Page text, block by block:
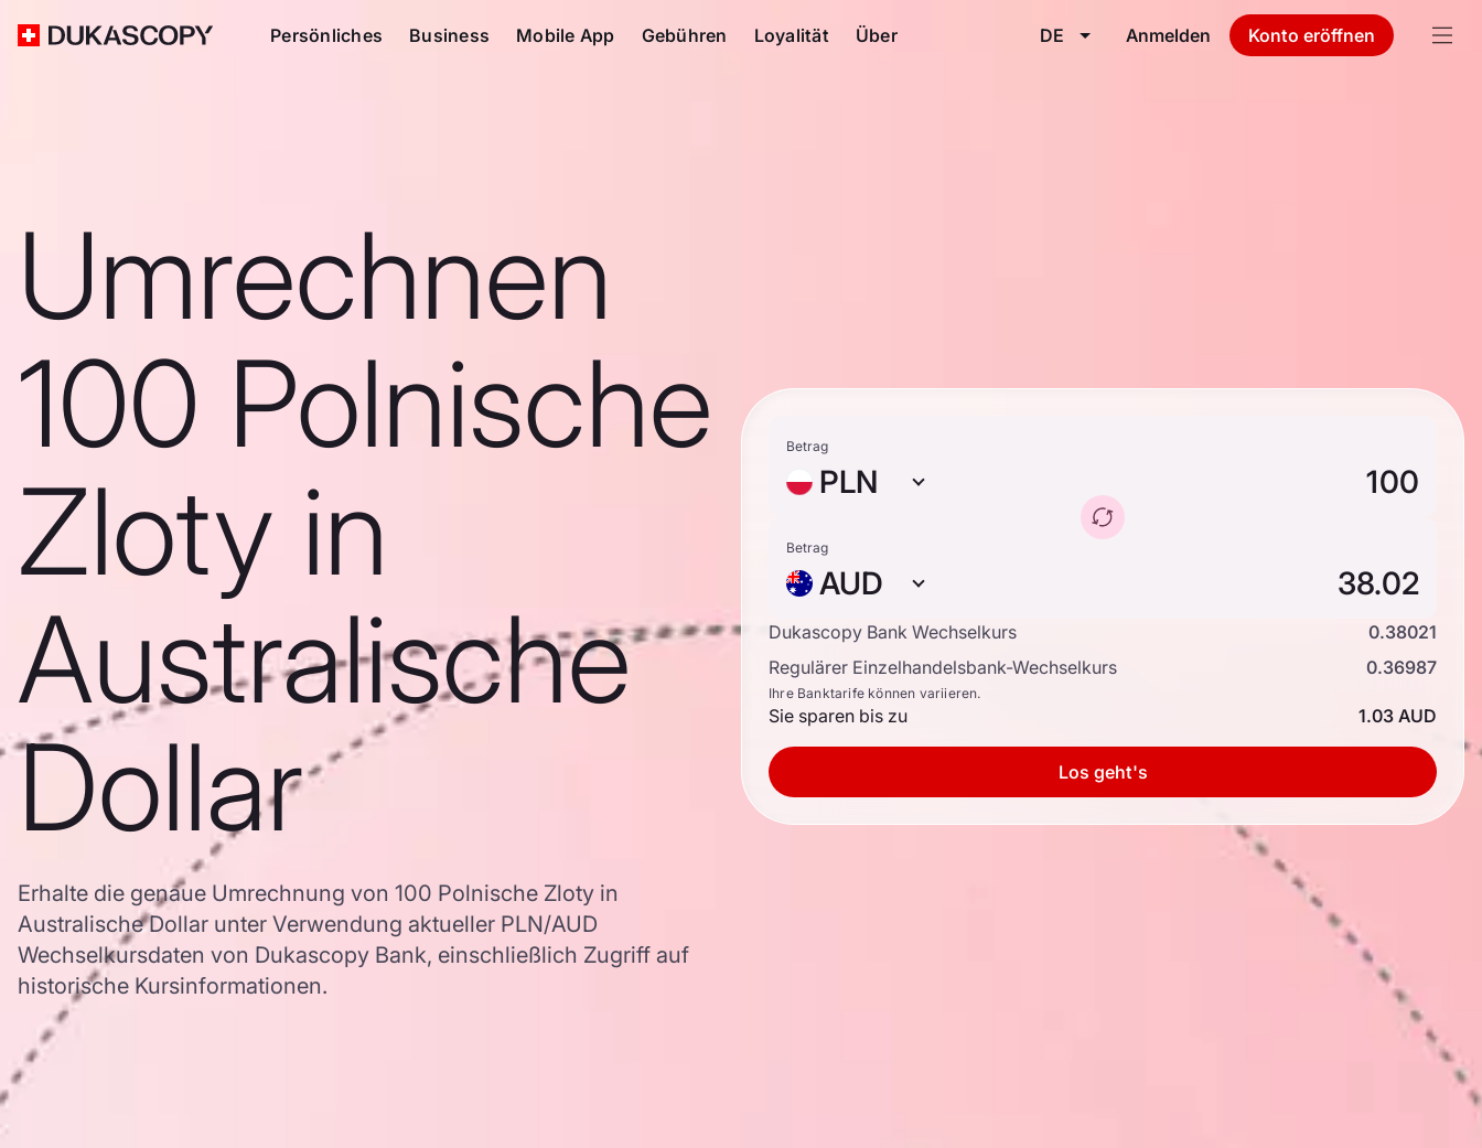
Persönliches Business Mobile App Gebühren Loyalität Über DE Anmelden Konto eröffnen
Umrechnen
100 Polnische
Zloty in
Australische
Dollar
Erhalte die genaue Umrechnung von 100 Polnische Zloty in
Australische Dollar unter Verwendung aktueller PLN/AUD
Wechselkursdaten von Dukascopy Bank, einschließlich Zugriff auf
historische Kursinformationen.
Betrag
PLN
Betrag
AUD
Dukascopy Bank Wechselkurs
0.38021
Regulärer Einzelhandelsbank-Wechselkurs
0.36987
Ihre Banktarife können variieren.
Sie sparen bis zu 1.03 AUD
Los geht's